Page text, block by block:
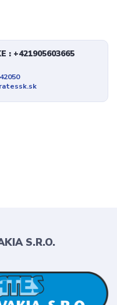
: +421905603665
S.R.O.